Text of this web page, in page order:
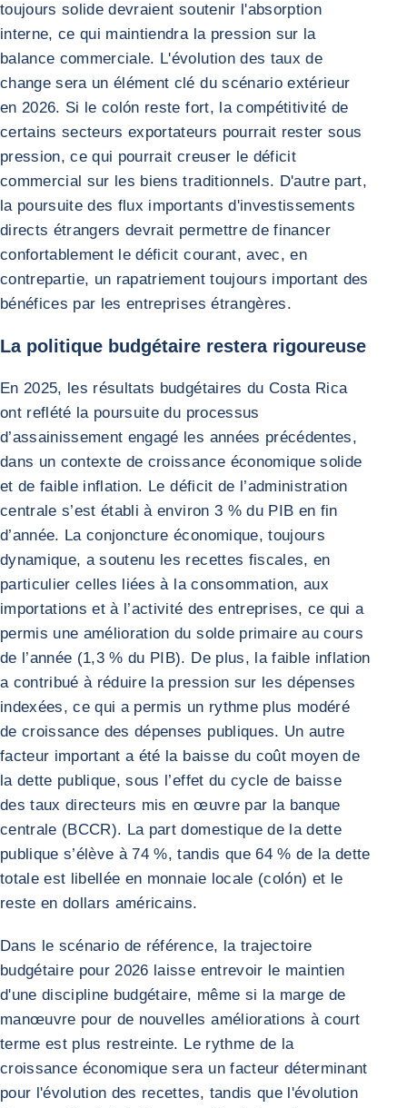
toujours solide devraient soutenir l'absorption
interne, ce qui maintiendra la pression sur la
balance commerciale. L'évolution des taux de
change sera un élément clé du scénario extérieur
en 2026. Si le colón reste fort, la compétitivité de
certains secteurs exportateurs pourrait rester sous
pression, ce qui pourrait creuser le déficit
commercial sur les biens traditionnels. D'autre part,
la poursuite des flux importants d'investissements
directs étrangers devrait permettre de financer
confortablement le déficit courant, avec, en
contrepartie, un rapatriement toujours important des
bénéfices par les entreprises étrangères.
La politique budgétaire restera rigoureuse
En 2025, les résultats budgétaires du Costa Rica
ont reflété la poursuite du processus
d’assainissement engagé les années précédentes,
dans un contexte de croissance économique solide
et de faible inflation. Le déficit de l’administration
centrale s’est établi à environ 3 % du PIB en fin
d’année. La conjoncture économique, toujours
dynamique, a soutenu les recettes fiscales, en
particulier celles liées à la consommation, aux
importations et à l’activité des entreprises, ce qui a
permis une amélioration du solde primaire au cours
de l’année (1,3 % du PIB). De plus, la faible inflation
a contribué à réduire la pression sur les dépenses
indexées, ce qui a permis un rythme plus modéré
de croissance des dépenses publiques. Un autre
facteur important a été la baisse du coût moyen de
la dette publique, sous l’effet du cycle de baisse
des taux directeurs mis en œuvre par la banque
centrale (BCCR). La part domestique de la dette
publique s’élève à 74 %, tandis que 64 % de la dette
totale est libellée en monnaie locale (colón) et le
reste en dollars américains.
Dans le scénario de référence, la trajectoire
budgétaire pour 2026 laisse entrevoir le maintien
d'une discipline budgétaire, même si la marge de
manœuvre pour de nouvelles améliorations à court
terme est plus restreinte. Le rythme de la
croissance économique sera un facteur déterminant
pour l'évolution des recettes, tandis que l'évolution